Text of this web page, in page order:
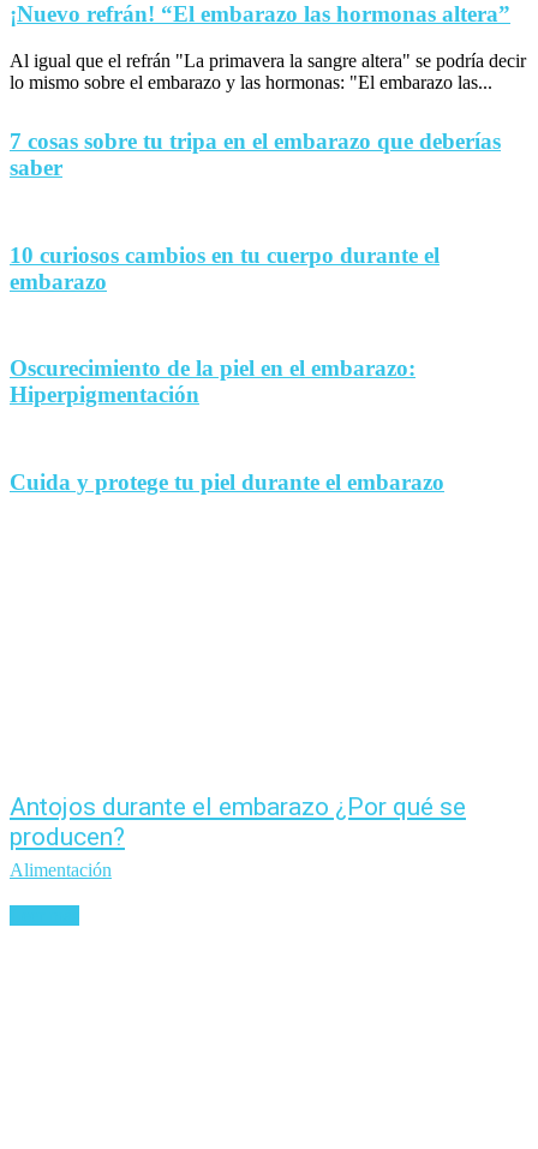
¡Nuevo refrán! “El embarazo las hormonas altera”
Al igual que el refrán "La primavera la sangre altera" se podría decir
lo mismo sobre el embarazo y las hormonas: "El embarazo las...
7 cosas sobre tu tripa en el embarazo que deberías
saber
10 curiosos cambios en tu cuerpo durante el
embarazo
Oscurecimiento de la piel en el embarazo:
Hiperpigmentación
Cuida y protege tu piel durante el embarazo
Antojos durante el embarazo ¿Por qué se
producen?
Alimentación